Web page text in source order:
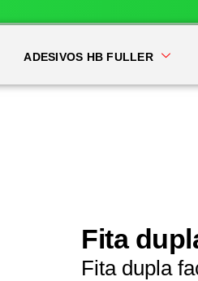
ADESIVOS HB FULLER
Fita
Fita dupla